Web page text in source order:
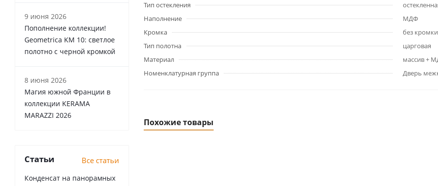
Тип остекления
Наполнение
МДФ
Кромка
без кромки
Тип полотна
царговая
Материал
массив +
Номенклатурная группа
Дверь
Похожие товары
9 июня 2026
Пополнение коллекции!
Geometrica KM 10: светлое
полотно с черной кромкой
8 июня 2026
Магия южной Франции в
коллекции KERAMA
MARAZZI 2026
Статьи Все статьи
Конденсат на панорамных